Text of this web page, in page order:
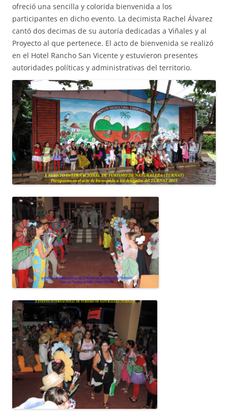
ofreció una sencilla y colorida bienvenida a los
participantes en dicho evento. La decimista Rachel Álvarez
cantó dos decimas de su autoría dedicadas a Viñales y al
Proyecto al que pertenece. El acto de bienvenida se realizó
en el Hotel Rancho San Vicente y estuvieron presentes
autoridades políticas y administrativas del territorio.